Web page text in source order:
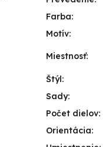
Farba:
Motív:
Miestnosť:
Štýl:
Sady:
Počet dielov:
Orientácia: